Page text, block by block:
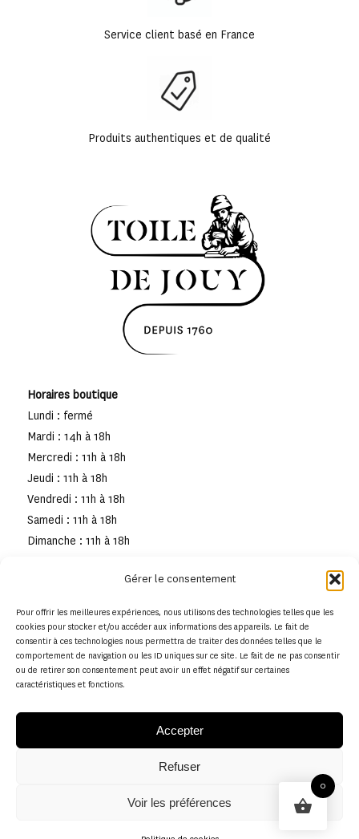
Gérer le consentement
Pour offrir les meilleures expériences, nous utilisons des technologies telles que les
cookies pour stocker et/ou accéder aux informations des appareils. Le fait de
consentir à ces technologies nous permettra de traiter des données telles que le
comportement de navigation ou les ID uniques sur ce site. Le fait de ne pas consentir
ou de retirer son consentement peut avoir un effet négatif sur certaines
caractéristiques et fonctions.
Accepter
Refuser
Voir les préférences
Service client basé en France
Produits authentiques et de qualité
Horaires boutique
Lundi : fermé
Mardi : 14h à 18h
Mercredi : 11h à 18h
Jeudi : 11h à 18h
Vendredi : 11h à 18h
Samedi : 11h à 18h
Dimanche : 11h à 18h
0